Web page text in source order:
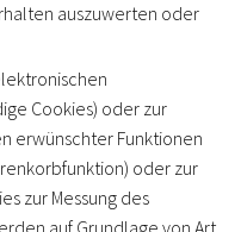
auszuwerten oder
Cookies) oder zur
erwünschter Funktionen
oder zur
zur Messung des
auf Grundlage von Art.